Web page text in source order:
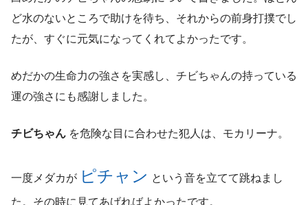
ど水のないところで助けを待ち、それからの前身打撲でし
たが、すぐに元気になってくれてよかったです。
めだかの生命力の強さを実感し、チビちゃんの持っている
運の強さにも感謝しました。
チビちゃん を危険な目に合わせた犯人は、モカリーナ。
一度メダカが ピチャン という音を立てて跳ねまし
た。その時に見てあげればよかったです。